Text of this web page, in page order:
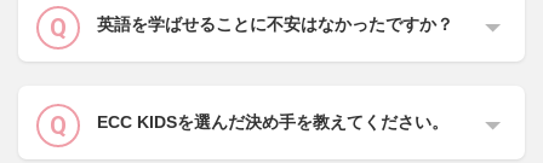
英語を学ばせることに不安はなかったですか？
ECC KIDSを選んだ決め手を教えてください。